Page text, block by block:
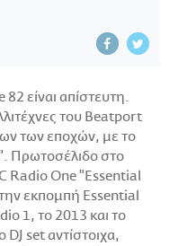
είναι απίστευτη.
του Beatport
των εποχών, με το
Πρωτοσέλιδο στο
Radio One "Essential
εκπομπή Essential
1, το 2013 και το
set αντίστοιχα,